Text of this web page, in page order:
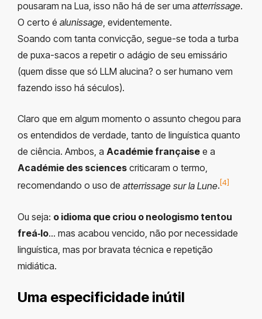
pousaram na Lua, isso não há de ser uma atterrissage.
O certo é alunissage, evidentemente.
Soando com tanta convicção, segue-se toda a turba
de puxa-sacos a repetir o adágio de seu emissário
(quem disse que só LLM alucina? o ser humano vem
fazendo isso há séculos).
Claro que em algum momento o assunto chegou para
os entendidos de verdade, tanto de linguística quanto
de ciência. Ambos, a Académie française e a
Académie des sciences criticaram o termo,
recomendando o uso de atterrissage sur la Lune.[4]
Ou seja: o idioma que criou o neologismo tentou
freá‑lo… mas acabou vencido, não por necessidade
linguística, mas por bravata técnica e repetição
midiática.
Uma especificidade inútil